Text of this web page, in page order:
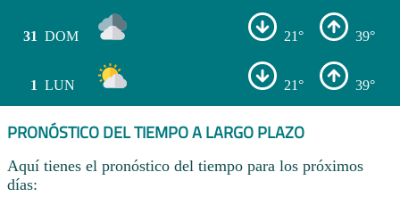
31 DOM 21° 39°
1 LUN 21° 39°
PRONÓSTICO DEL TIEMPO A LARGO PLAZO
Aquí tienes el pronóstico del tiempo para los próximos
días: